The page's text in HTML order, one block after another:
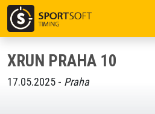
XRUN PRAHA 10
17.05.2025 - Praha